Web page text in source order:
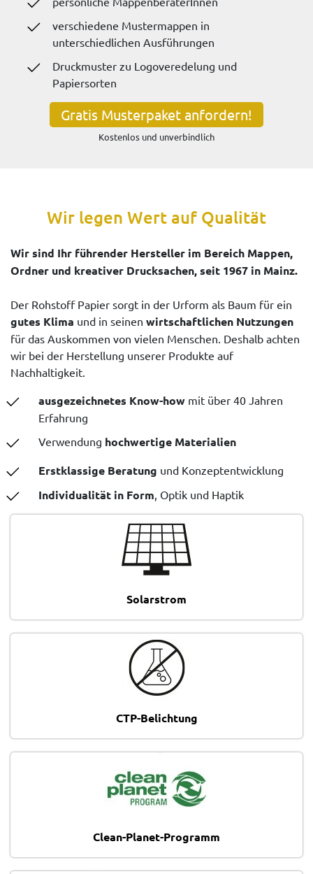
verschiedene Mustermappen in
unterschiedlichen Ausführungen
Druckmuster zu Logoveredelung und
Papiersorten
Gratis Musterpaket anfordern!
Kostenlos und unverbindlich
Wir legen Wert auf Qualität
Wir sind Ihr führender Hersteller im Bereich Mappen,
Ordner und kreativer Drucksachen, seit 1967 in Mainz.
Der Rohstoff Papier sorgt in der Urform als Baum für ein
gutes Klima und in seinen wirtschaftlichen Nutzungen
für das Auskommen von vielen Menschen. Deshalb achten
wir bei der Herstellung unserer Produkte auf
Nachhaltigkeit.
ausgezeichnetes Know-how mit über 40 Jahren
Erfahrung
Verwendung hochwertige Materialien
Erstklassige Beratung und Konzeptentwicklung
Individualität in Form , Optik und Haptik
Solarstrom
CTP-Belichtung
Clean-Planet-Programm